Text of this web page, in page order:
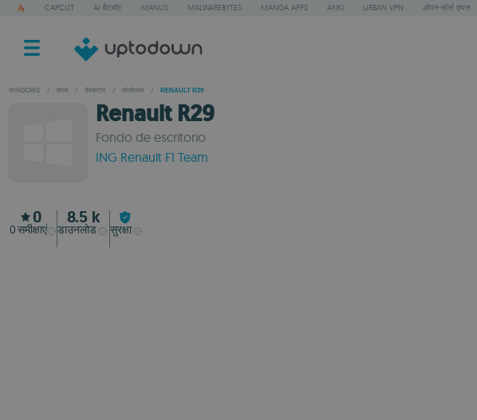
CAPCUT AI चैटबॉट MANUS MALWAREBYTES MANGA APPS ANKI URBAN VPN ओपन-सोर्स एप्पस
WINDOWS / एप्पस / डेस्कटॉप / वॉलपेपरस / RENAULT R29
Renault R29
Fondo de escritorio
ING Renault F1 Team
0
0समीक्षाएं
8.5 k
डाउनलोड सुरक्षा